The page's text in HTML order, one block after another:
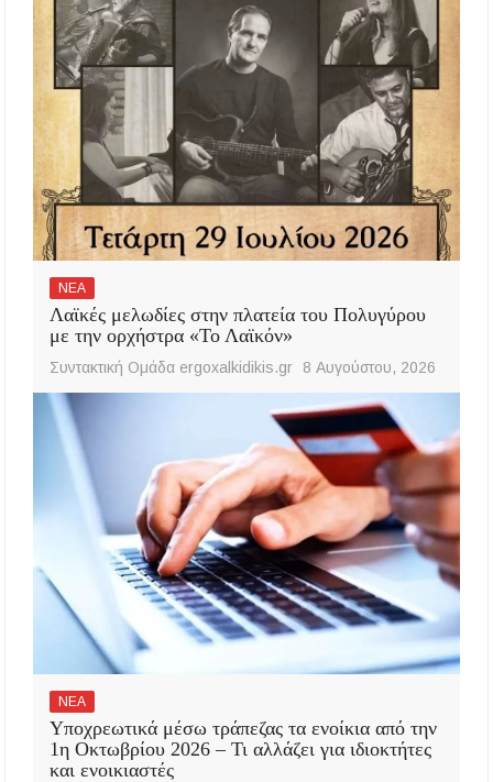
ΝΕΑ
Λαϊκές μελωδίες στην πλατεία του Πολυγύρου
με την ορχήστρα «Το Λαϊκόν»
Συντακτική Ομάδα ergoxalkidikis.gr 8 Αυγούστου, 2026
ΝΕΑ
Υποχρεωτικά μέσω τράπεζας τα ενοίκια από την
1η Οκτωβρίου 2026 – Τι αλλάζει για ιδιοκτήτες
και ενοικιαστές